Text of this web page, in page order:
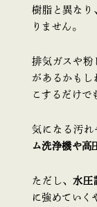
樹脂と異なり
りません。
排気ガスや粉
があるかもし
こするだけで
気になる汚れ
ム洗浄機や高
ただし、水圧
に強めていく